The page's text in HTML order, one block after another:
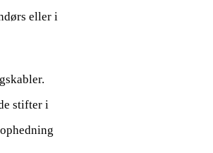
eller i
stifter i